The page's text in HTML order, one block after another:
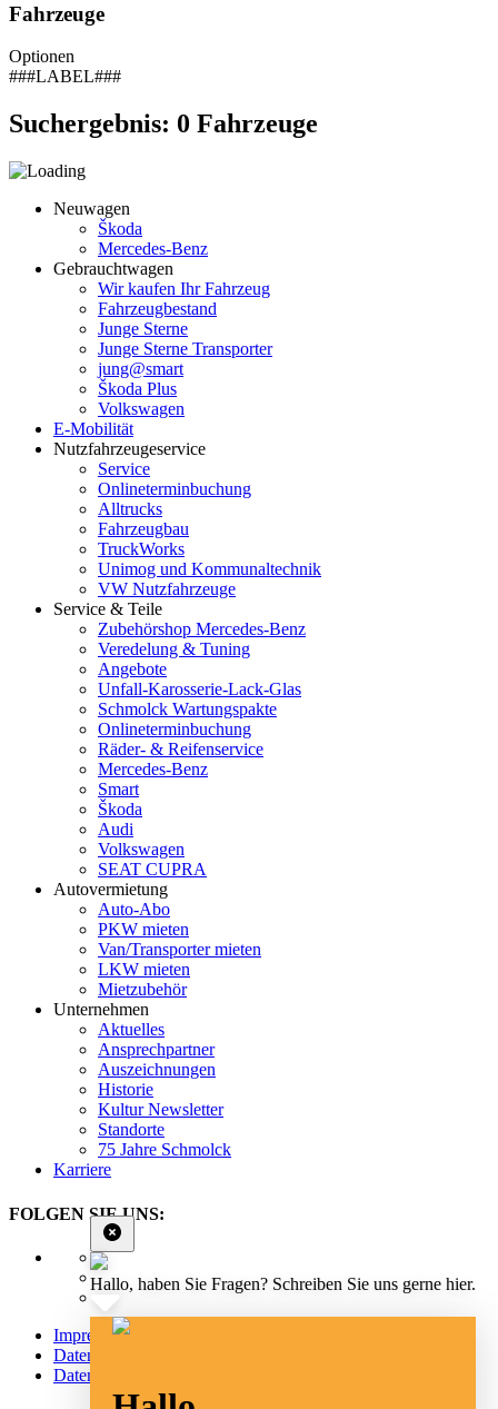
Fahrzeuge
Optionen
###LABEL###
Suchergebnis: 0 Fahrzeuge
Neuwagen
Škoda
Mercedes-Benz
Gebrauchtwagen
Wir kaufen Ihr Fahrzeug
Fahrzeugbestand
Junge Sterne
Junge Sterne Transporter
jung@smart
Škoda Plus
Volkswagen
E-Mobilität
Nutzfahrzeugeservice
Service
Onlineterminbuchung
Alltrucks
Fahrzeugbau
TruckWorks
Unimog und Kommunaltechnik
VW Nutzfahrzeuge
Service & Teile
Zubehörshop Mercedes-Benz
Veredelung & Tuning
Angebote
Unfall-Karosserie-Lack-Glas
Schmolck Wartungspakte
Onlineterminbuchung
Räder- & Reifenservice
Mercedes-Benz
Smart
Škoda
Audi
Volkswagen
SEAT CUPRA
Autovermietung
Auto-Abo
PKW mieten
Van/Transporter mieten
LKW mieten
Mietzubehör
Unternehmen
Aktuelles
Ansprechpartner
Auszeichnungen
Historie
Kultur Newsletter
Standorte
75 Jahre Schmolck
Karriere
FOLGEN SIE UNS:
Impressum
Datenschutz
Datenschutz Social Media
Hallo, haben Sie Fragen? Schreiben Sie uns gerne hier.